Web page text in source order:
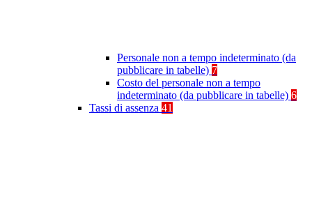
Personale non a tempo indeterminato (da
pubblicare in tabelle) 7
Costo del personale non a tempo
indeterminato (da pubblicare in tabelle) 6
Tassi di assenza 41